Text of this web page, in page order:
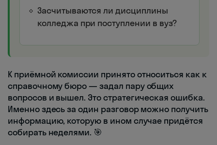
Засчитываются ли дисциплины
колледжа при поступлении в вуз?
К приёмной комиссии принято относиться как к
справочному бюро — задал пару общих
вопросов и вышел. Это стратегическая ошибка.
Именно здесь за один разговор можно получить
информацию, которую в ином случае придётся
собирать неделями. 🎯